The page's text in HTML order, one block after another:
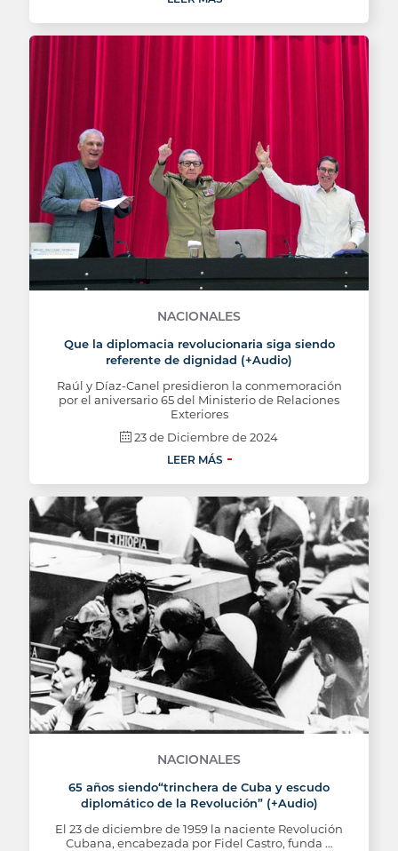
NACIONALES
Que la diplomacia revolucionaria siga siendo
referente de dignidad (+Audio)
Raúl y Díaz-Canel presidieron la conmemoración
por el aniversario 65 del Ministerio de Relaciones
Exteriores
23 de Diciembre de 2024
LEER MÁS
NACIONALES
65 años siendo“trinchera de Cuba y escudo
diplomático de la Revolución” (+Audio)
El 23 de diciembre de 1959 la naciente Revolución
Cubana, encabezada por Fidel Castro, funda …